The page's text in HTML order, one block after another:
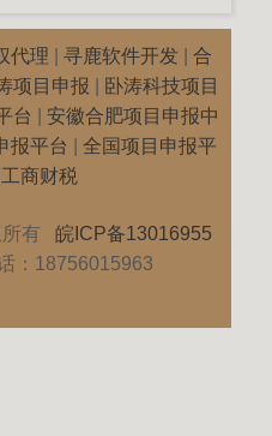
代理 寻鹿软件开发
合
项目申报
卧涛科技项目
台
安徽合肥项目申报中
报平台
全国项目申报平
商财税
所有 皖ICP备13016955
：18756015963